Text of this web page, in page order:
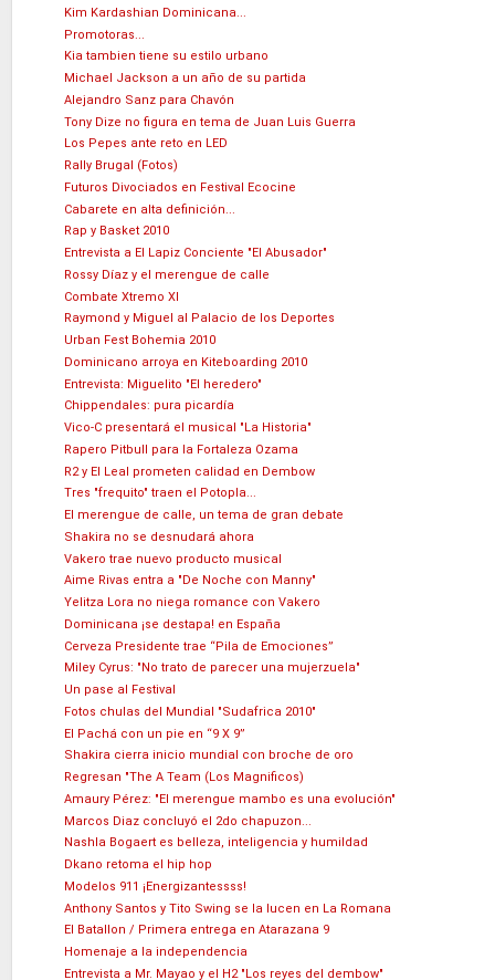
Kim Kardashian Dominicana...
Promotoras...
Kia tambien tiene su estilo urbano
Michael Jackson a un año de su partida
Alejandro Sanz para Chavón
Tony Dize no figura en tema de Juan Luis Guerra
Los Pepes ante reto en LED
Rally Brugal (Fotos)
Futuros Divociados en Festival Ecocine
Cabarete en alta definición...
Rap y Basket 2010
Entrevista a El Lapiz Conciente "El Abusador"
Rossy Díaz y el merengue de calle
Combate Xtremo XI
Raymond y Miguel al Palacio de los Deportes
Urban Fest Bohemia 2010
Dominicano arroya en Kiteboarding 2010
Entrevista: Miguelito "El heredero"
Chippendales: pura picardía
Vico-C presentará el musical "La Historia"
Rapero Pitbull para la Fortaleza Ozama
R2 y El Leal prometen calidad en Dembow
Tres "frequito" traen el Potopla...
El merengue de calle, un tema de gran debate
Shakira no se desnudará ahora
Vakero trae nuevo producto musical
Aime Rivas entra a "De Noche con Manny"
Yelitza Lora no niega romance con Vakero
Dominicana ¡se destapa! en España
Cerveza Presidente trae “Pila de Emociones”
Miley Cyrus: "No trato de parecer una mujerzuela"
Un pase al Festival
Fotos chulas del Mundial "Sudafrica 2010"
El Pachá con un pie en “9 X 9”
Shakira cierra inicio mundial con broche de oro
Regresan "The A Team (Los Magnificos)
Amaury Pérez: "El merengue mambo es una evolución"
Marcos Diaz concluyó el 2do chapuzon...
Nashla Bogaert es belleza, inteligencia y humildad
Dkano retoma el hip hop
Modelos 911 ¡Energizantessss!
Anthony Santos y Tito Swing se la lucen en La Romana
El Batallon / Primera entrega en Atarazana 9
Homenaje a la independencia
Entrevista a Mr. Mayao y el H2 "Los reyes del dembow"